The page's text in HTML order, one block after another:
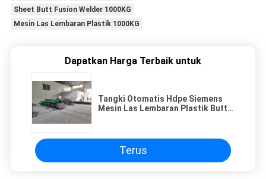
Sheet Butt Fusion Welder 1000KG
Mesin Las Lembaran Plastik 1000KG
Dapatkan Harga Terbaik untuk
Tangki Otomatis Hdpe Siemens
Mesin Las Lembaran Plastik Butt
Terus